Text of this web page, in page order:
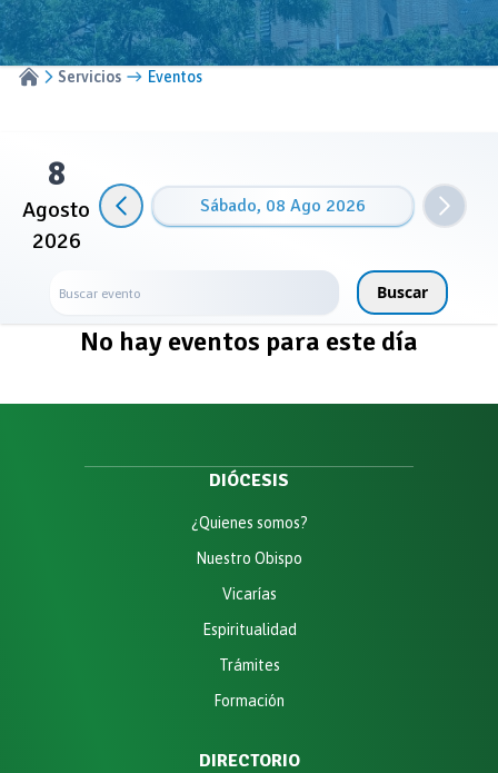
Servicios Eventos
8
Agosto
2026
Sábado, 08 Ago 2026
Buscar
No hay eventos para este día
DIÓCESIS
¿Quienes somos?
Nuestro Obispo
Vicarías
Espiritualidad
Trámites
Formación
DIRECTORIO